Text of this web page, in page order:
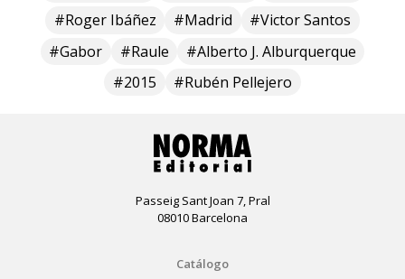
#Roger Ibáñez
#Madrid
#Victor Santos
#Gabor
#Raule
#Alberto J. Alburquerque
#2015
#Rubén Pellejero
Passeig Sant Joan 7, Pral
08010 Barcelona
Catálogo